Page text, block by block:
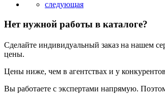
Нет нужной работы в каталоге?
Сделайте индивидуальный заказ на нашем
цены.
Цены ниже, чем в агентствах и у конкурентов
Вы работаете с экспертами напрямую.